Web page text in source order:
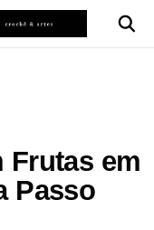
Frutas em
Passo